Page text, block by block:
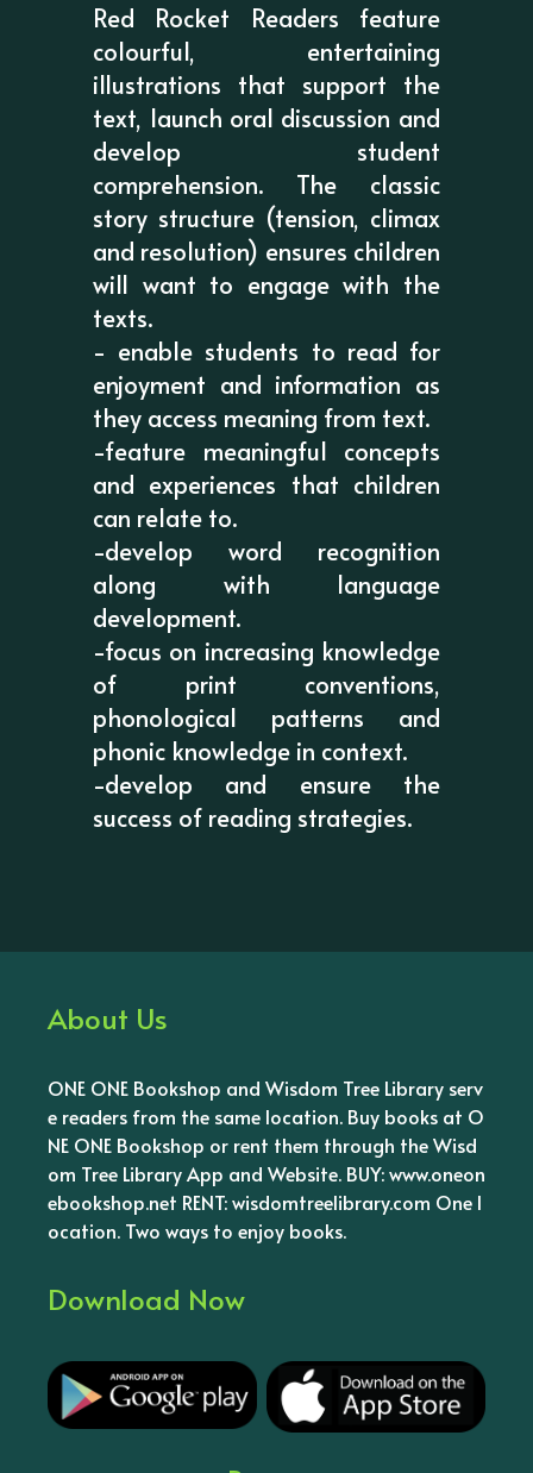
Red Rocket Readers feature
colourful, entertaining
illustrations that support the
text, launch oral discussion and
develop student
comprehension. The classic
story structure (tension, climax
and resolution) ensures children
will want to engage with the
texts.
- enable students to read for
enjoyment and information as
they access meaning from text.
-feature meaningful concepts
and experiences that children
can relate to.
-develop word recognition
along with language
development.
-focus on increasing knowledge
of print conventions,
phonological patterns and
phonic knowledge in context.
-develop and ensure the
success of reading strategies.
About Us
ONE ONE Bookshop and Wisdom Tree Library serv
e readers from the same location. Buy books at O
NE ONE Bookshop or rent them through the Wisd
om Tree Library App and Website. BUY: www.oneon
ebookshop.net RENT: wisdomtreelibrary.com One l
ocation. Two ways to enjoy books.
Download Now